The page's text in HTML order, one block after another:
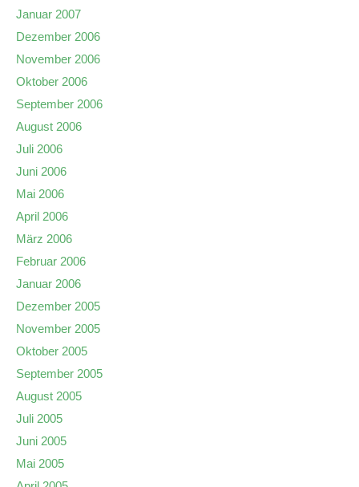
Januar 2007
Dezember 2006
November 2006
Oktober 2006
September 2006
August 2006
Juli 2006
Juni 2006
Mai 2006
April 2006
März 2006
Februar 2006
Januar 2006
Dezember 2005
November 2005
Oktober 2005
September 2005
August 2005
Juli 2005
Juni 2005
Mai 2005